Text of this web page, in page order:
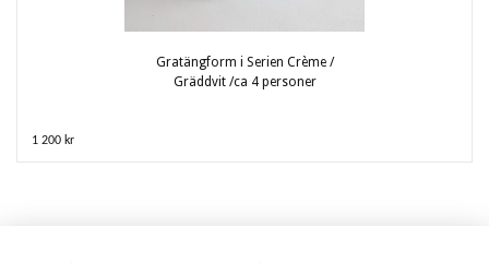
Gratängform i Serien Crème /
Gräddvit /ca 4 personer
1 200 kr